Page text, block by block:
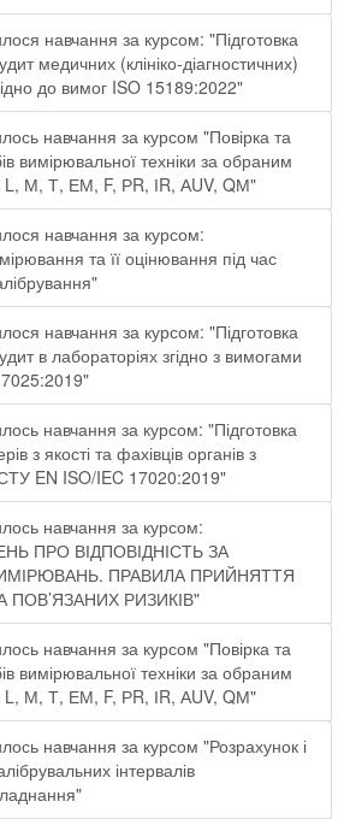
навчання за курсом: "Підготовка
медичних (клініко-діагностичних)
до вимог ISO 15189:2022"
навчання за курсом "Повірка та
вимірювальної техніки за обраним
L, М, Т, ЕМ, F, РR, ІR, АUV, QМ"
навчання за курсом:
та її оцінювання під час
навчання за курсом: "Підготовка
в лабораторіях згідно з вимогами
навчання за курсом: "Підготовка
з якості та фахівців органів з
EN ISO/IEC 17020:2019"
навчання за курсом:
ПРО ВІДПОВІДНІСТЬ ЗА
ПРАВИЛА ПРИЙНЯТТЯ
ПОВ’ЯЗАНИХ РИЗИКІВ"
навчання за курсом "Повірка та
вимірювальної техніки за обраним
L, М, Т, ЕМ, F, РR, ІR, АUV, QМ"
навчання за курсом "Розрахунок і
інтервалів